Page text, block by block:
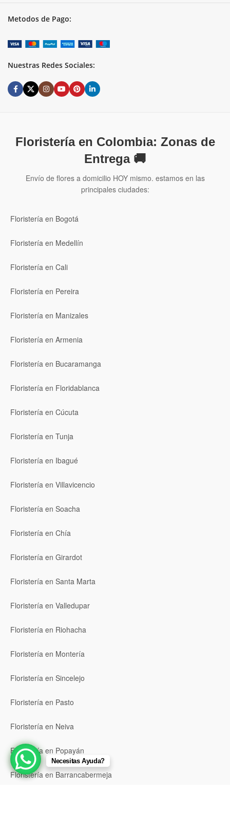
Metodos de Pago:
Nuestras Redes Sociales:
Floristería en Colombia: Zonas de
Entrega 🚚
Envío de flores a domicilio HOY mismo. estamos en las
principales ciudades:
Floristería en Bogotá
Floristería en Medellín
Floristería en Cali
Floristería en Pereira
Floristería en Manizales
Floristería en Armenia
Floristería en Bucaramanga
Floristería en Floridablanca
Floristería en Cúcuta
Floristería en Tunja
Floristería en Ibagué
Floristería en Villavicencio
Floristería en Soacha
Floristería en Chía
Floristería en Girardot
Floristería en Santa Marta
Floristería en Valledupar
Floristería en Riohacha
Floristería en Montería
Floristería en Sincelejo
Floristería en Pasto
Floristería en Neiva
Floristería en Popayán
Floristería en Barrancabermeja
Necesitas Ayuda?